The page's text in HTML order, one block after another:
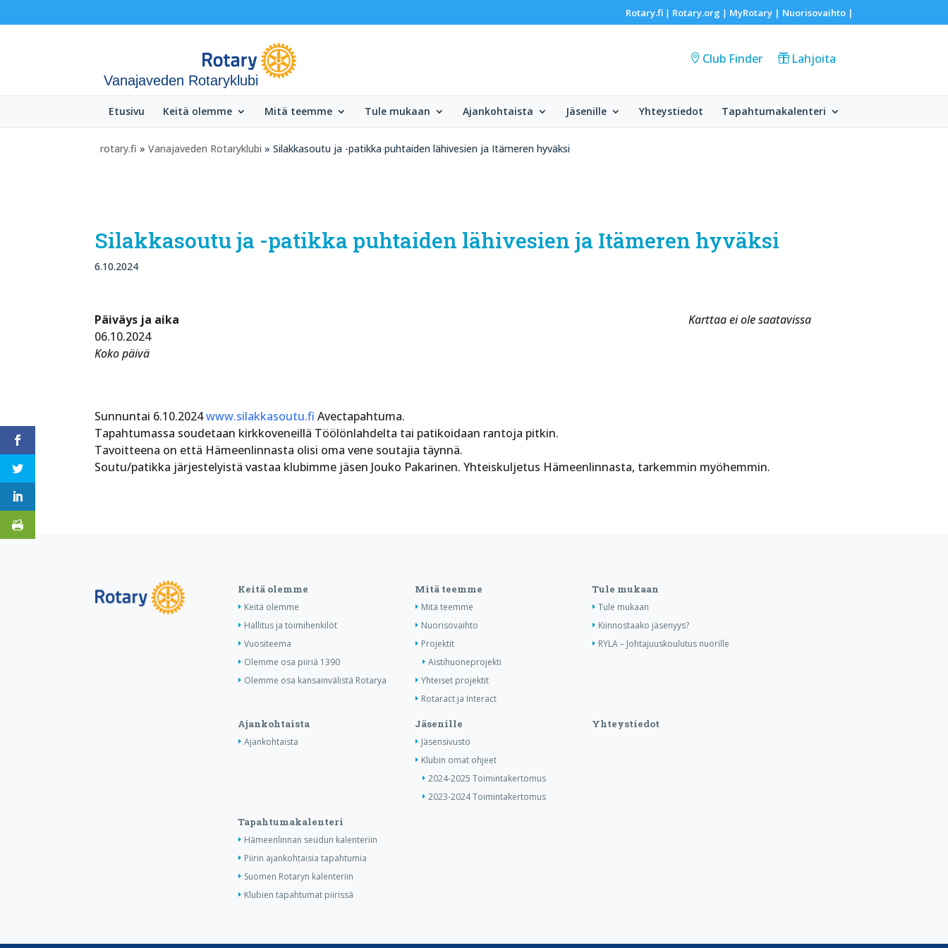
Rotary.fi| Rotary.org | MyRotary | Nuorisovaihto|
Vanajaveden Rotaryklubi
Club Finder Lahjoita
Etusivu Keitä olemme Mitä teemme Tule mukaan Ajankohtaista Jäsenille Yhteystiedot Tapahtumakalenteri
rotary.fi » Vanajaveden Rotaryklubi » Silakkasoutu ja -patikka puhtaiden lähivesien ja Itämeren hyväksi
Silakkasoutu ja -patikka puhtaiden lähivesien ja Itämeren hyväksi
6.10.2024
Karttaa ei ole saatavissa
Päiväys ja aika
06.10.2024
Koko päivä
Sunnuntai 6.10.2024www.silakkasoutu.fi Avectapahtuma.
Tapahtumassa soudetaan kirkkoveneillä Töölönlahdelta tai patikoidaan rantoja pitkin.
Tavoitteena on että Hämeenlinnasta olisi oma vene soutajia täynnä.
Soutu/patikka järjestelyistä vastaa klubimme jäsen Jouko Pakarinen. Yhteiskuljetus Hämeenlinnasta, tarkemmin myöhemmin.
Keitä olemme
Keitä olemme
Hallitus ja toimihenkilöt
Vuositeema
Olemme osa piiriä 1390
Olemme osa kansainvälistä Rotarya
Mitä teemme
Mitä teemme
Nuorisovaihto
Projektit
Aistihuoneprojekti
Yhteiset projektit
Rotaract ja Interact
Tule mukaan
Tule mukaan
Kiinnostaako jäsenyys?
RYLA – Johtajuuskoulutus nuorille
Ajankohtaista
Ajankohtaista
Jäsenille
Jäsensivusto
Klubin omat ohjeet
2024-2025 Toimintakertomus
2023-2024 Toimintakertomus
Yhteystiedot
Tapahtumakalenteri
Hämeenlinnan seudun kalenteriin
Piirin ajankohtaisia tapahtumia
Suomen Rotaryn kalenteriin
Klubien tapahtumat piirissä